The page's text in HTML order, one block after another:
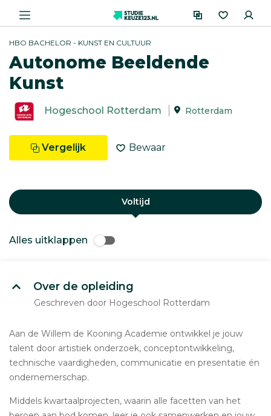
HBO BACHELOR - KUNST EN CULTUUR
Autonome Beeldende
Kunst
Hogeschool Rotterdam Rotterdam
Vergelijk Bewaar
Voltijd
Alles uitklappen
Over de opleiding
Geschreven door Hogeschool Rotterdam
Aan de Willem de Kooning Academie ontwikkel je jouw
talent door artistiek onderzoek, conceptontwikkeling,
technische vaardigheden, communicatie en presentatie én
ondernemerschap.
Middels kwartaalprojecten, waarin alle facetten van het